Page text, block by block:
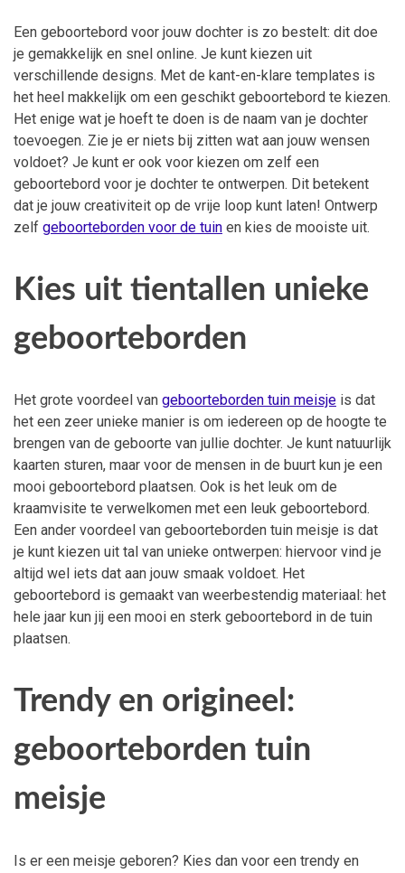
Een geboortebord voor jouw dochter is zo bestelt: dit doe
je gemakkelijk en snel online. Je kunt kiezen uit
verschillende designs. Met de kant-en-klare templates is
het heel makkelijk om een geschikt geboortebord te kiezen.
Het enige wat je hoeft te doen is de naam van je dochter
toevoegen. Zie je er niets bij zitten wat aan jouw wensen
voldoet? Je kunt er ook voor kiezen om zelf een
geboortebord voor je dochter te ontwerpen. Dit betekent
dat je jouw creativiteit op de vrije loop kunt laten! Ontwerp
zelf geboorteborden voor de tuin en kies de mooiste uit.
Kies uit tientallen unieke
geboorteborden
Het grote voordeel van geboorteborden tuin meisje is dat
het een zeer unieke manier is om iedereen op de hoogte te
brengen van de geboorte van jullie dochter. Je kunt natuurlijk
kaarten sturen, maar voor de mensen in de buurt kun je een
mooi geboortebord plaatsen. Ook is het leuk om de
kraamvisite te verwelkomen met een leuk geboortebord.
Een ander voordeel van geboorteborden tuin meisje is dat
je kunt kiezen uit tal van unieke ontwerpen: hiervoor vind je
altijd wel iets dat aan jouw smaak voldoet. Het
geboortebord is gemaakt van weerbestendig materiaal: het
hele jaar kun jij een mooi en sterk geboortebord in de tuin
plaatsen.
Trendy en origineel:
geboorteborden tuin
meisje
Is er een meisje geboren? Kies dan voor een trendy en